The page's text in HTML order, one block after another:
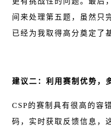
间来处理第五题，虽然只
已经为我取得高分奠定了
建议二：利用赛制优势，
CSP的赛制具有很高的容
码，实时获取反馈信息，